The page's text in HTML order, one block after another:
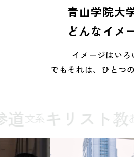
青山学院大
どんなイメ
イメージはいろ
でもそれは、ひとつ
文系キリスト教お